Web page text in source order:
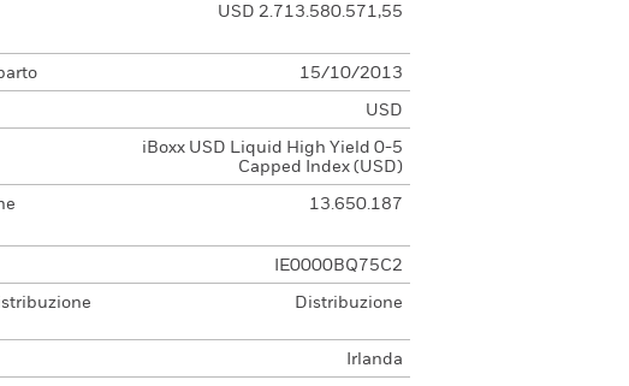
USD 2.713.580.571,55
15/10/2013
USD
iBoxx USD Liquid High Yield 0-5
Capped Index (USD)
13.650.187
IE0000BQ75C2
Distribuzione
Irlanda